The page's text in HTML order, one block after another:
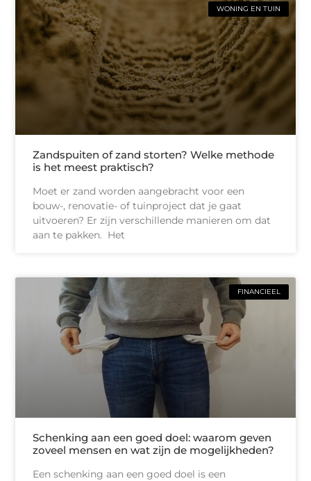
WONING EN TUIN
Zandspuiten of zand storten? Welke methode
is het meest praktisch?
Moet er zand worden aangebracht voor een
bouw-, renovatie- of tuinproject dat je gaat
uitvoeren? Er zijn verschillende manieren om dat
aan te pakken. Het
FINANCIEEL
Schenking aan een goed doel: waarom geven
zoveel mensen en wat zijn de mogelijkheden?
Een schenking aan een goed doel is een